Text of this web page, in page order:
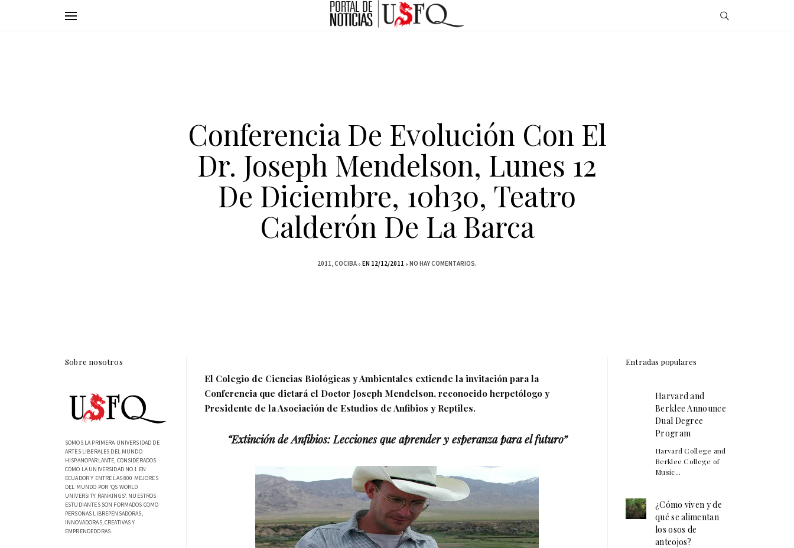
Conferencia De Evolución Con El
Dr. Joseph Mendelson, Lunes 12
De Diciembre, 10h30, Teatro
Calderón De La Barca
2011 COCIBA EN 12/12/2011 NO HAY COMENTARIOS.
El Colegio de Ciencias Biológicas y Ambientales extiende la invitación para la
Conferencia que dictará el Doctor Joseph Mendelson, reconocido herpetólogo y
Presidente de la Asociación de Estudios de Anfibios y Reptiles.
“Extinción de Anfibios: Lecciones que aprender y esperanza para el futuro”
Sobre nosotros
SOMOS LA PRIMERA UNIVERSIDAD DE
ARTES LIBERALES DEL MUNDO
HISPANOPARLANTE, CONSIDERADOS
COMO LA UNIVERSIDAD NO.1 EN
ECUADOR Y ENTRE LAS 800 MEJORES
DEL MUNDO POR 'QS WORLD
UNIVERSITY RANKINGS'. NUESTROS
ESTUDIANTES SON FORMADOS COMO
PERSONAS LIBREPENSADORAS,
INNOVADORAS, CREATIVAS Y
EMPRENDEDORAS.
Entradas populares
Harvard and
Berklee Announce
Dual Degree
Program
Harvard College and
Berklee College of
Music...
¿Cómo viven y de
qué se alimentan
los osos de
anteojos?